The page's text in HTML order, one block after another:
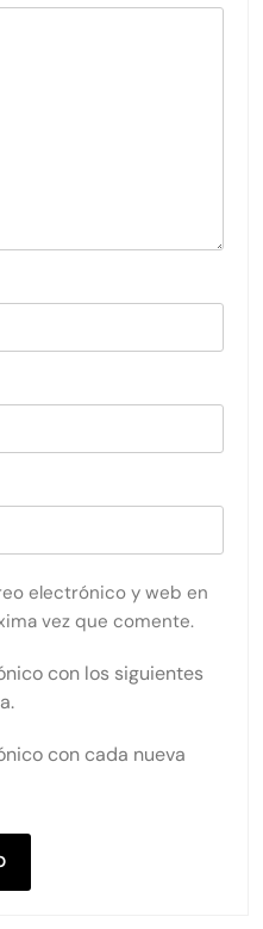
electrónico y web en
vez que comente.
con los siguientes
con cada nueva